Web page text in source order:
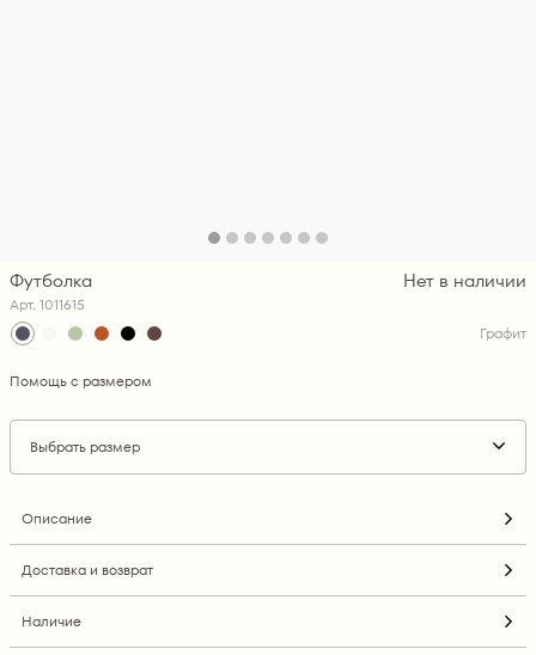
Футболка
Арт. 1011615
Нет в наличии
Графит
Помощь с размером
Выбрать размер
Описание
Доставка и возврат
Наличие